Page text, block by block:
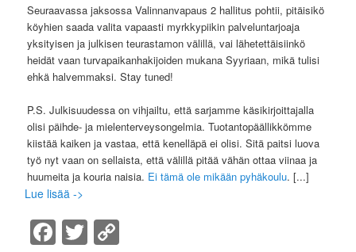
Seuraavassa jaksossa Valinnanvapaus 2 hallitus pohtii, pitäisikö
köyhien saada valita vapaasti myrkkypiikin palveluntarjoaja
yksityisen ja julkisen teurastamon välillä, vai lähetettäisiinkö
heidät vaan turvapaikanhakijoiden mukana Syyriaan, mikä tulisi
ehkä halvemmaksi. Stay tuned!
P.S. Julkisuudessa on vihjailtu, että sarjamme käsikirjoittajalla
olisi päihde- ja mielenterveysongelmia. Tuotantopäällikkömme
kiistää kaiken ja vastaa, että kenelläpä ei olisi. Sitä paitsi luova
työ nyt vaan on sellaista, että välillä pitää vähän ottaa viinaa ja
huumeita ja kouria naisia. Ei tämä ole mikään pyhäkoulu.[...]
Lue lisää ->
Facebook
Twitter